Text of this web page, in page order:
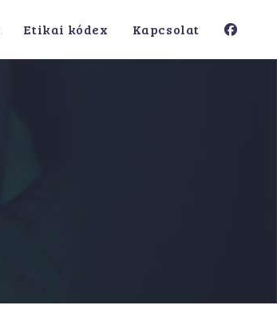
Etikai kódex Kapcsolat